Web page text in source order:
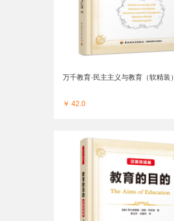
万千教育·民主主义与教育（软精装）
￥ 42.0